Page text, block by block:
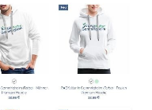
und Schaukästen
im Rathaus